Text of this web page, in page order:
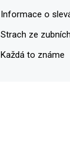
Informace o
Strach ze
Každá to známe